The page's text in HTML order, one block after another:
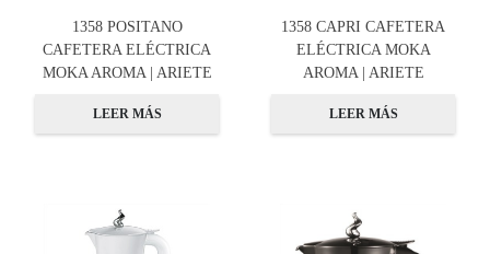
1358 POSITANO
CAFETERA ELÉCTRICA
MOKA AROMA | ARIETE
LEER MÁS
1358 CAPRI CAFETERA
ELÉCTRICA MOKA
AROMA | ARIETE
LEER MÁS